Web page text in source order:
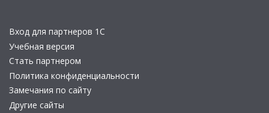
Вход для партнеров 1С
Учебная версия
Стать партнером
Политика конфиденциальности
Замечания по сайту
Другие сайты